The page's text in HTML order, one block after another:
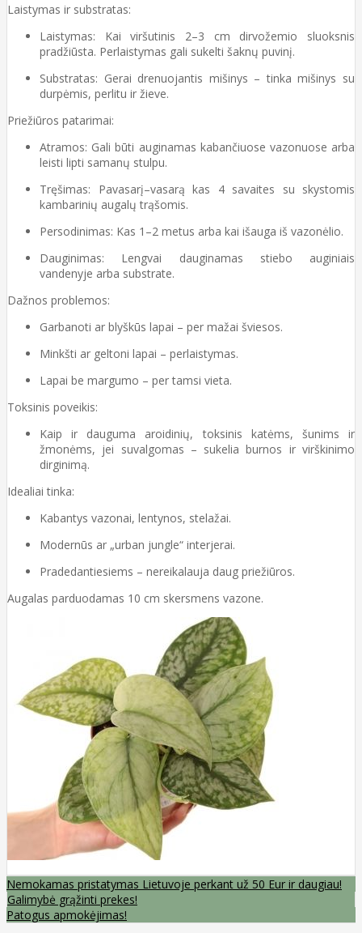
Laistymas ir substratas:
Laistymas: Kai viršutinis 2–3 cm dirvožemio sluoksnis
pradžiūsta. Perlaistymas gali sukelti šaknų puvinį.
Substratas: Gerai drenuojantis mišinys – tinka mišinys su
durpėmis, perlitu ir žieve.
Priežiūros patarimai:
Atramos: Gali būti auginamas kabančiuose vazonuose arba
leisti lipti samanų stulpu.
Tręšimas: Pavasarį–vasarą kas 4 savaites su skystomis
kambarinių augalų trąšomis.
Persodinimas: Kas 1–2 metus arba kai išauga iš vazonėlio.
Dauginimas: Lengvai dauginamas stiebo auginiais
vandenyje arba substrate.
Dažnos problemos:
Garbanoti ar blyškūs lapai – per mažai šviesos.
Minkšti ar geltoni lapai – perlaistymas.
Lapai be margumo – per tamsi vieta.
Toksinis poveikis:
Kaip ir dauguma aroidinių, toksinis katėms, šunims ir
žmonėms, jei suvalgomas – sukelia burnos ir virškinimo
dirginimą.
Idealiai tinka:
Kabantys vazonai, lentynos, stelažai.
Modernūs ar „urban jungle“ interjerai.
Pradedantiesiems – nereikalauja daug priežiūros.
Augalas parduodamas 10 cm skersmens vazone.
Nemokamas pristatymas Lietuvoje perkant už 50 Eur ir daugiau!
Galimybė grąžinti prekes!
Patogus apmokėjimas!